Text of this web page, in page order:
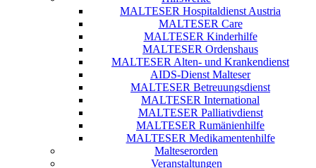
MALTESER Hospitaldienst Austria
MALTESER Care
MALTESER Kinderhilfe
MALTESER Ordenshaus
MALTESER Alten- und Krankendienst
AIDS-Dienst Malteser
MALTESER Betreuungsdienst
MALTESER International
MALTESER Palliativdienst
MALTESER Rumänienhilfe
MALTESER Medikamentenhilfe
Malteserorden
Veranstaltungen